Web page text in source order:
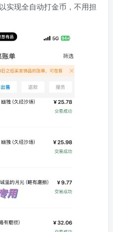
实现全自动打金币，不用担